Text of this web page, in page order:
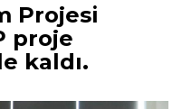
Projesi
proje
kaldı.